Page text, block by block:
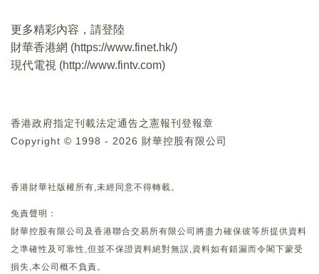
更多精彩內容，請登陸
財華香港網 (https://www.finet.hk/)
現代電視 (http://www.fintv.com)
香港政府指定刊載法定通告之憲報刊登報章
Copyright © 1998 - 2026 財華控股有限公司
香港財華社版權所有,未經同意不得轉載。
免責聲明：
財華控股有限公司及香港聯合交易所有限公司將盡力確保彼等所提供資料
之準確性及可靠性,但並不保證資料絕對無誤,資料如有錯漏而令閣下蒙受
損失,本公司概不負責。